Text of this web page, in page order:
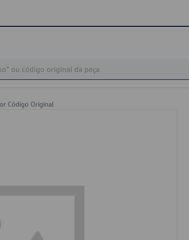
Código Original